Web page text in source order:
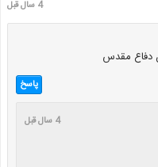
4 سال قبل
دفاع مقدس
پاسخ
4 سال قبل